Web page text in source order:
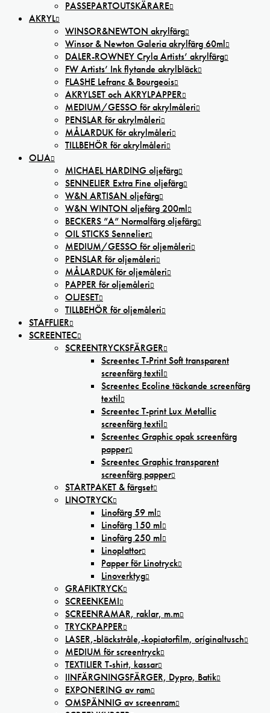
PASSEPARTOUTSKÄRARE
AKRYL
WINSOR&NEWTON akrylfärg
Winsor & Newton Galeria akrylfärg 60ml
DALER-ROWNEY Cryla Artists’ akrylfärg
FW Artists’ Ink flytande akrylbläck
FLASHE Lefranc & Bourgeois
AKRYLSET och AKRYLPAPPER
MEDIUM/GESSO för akrylmåleri
PENSLAR för akrylmåleri
MÅLARDUK för akrylmåleri
TILLBEHÖR för akrylmåleri
OLJA
MICHAEL HARDING oljefärg
SENNELIER Extra Fine oljefärg
W&N ARTISAN oljefärg
W&N WINTON oljefärg 200ml
BECKERS ”A” Normalfärg oljefärg
OIL STICKS Sennelier
MEDIUM/GESSO för oljemåleri
PENSLAR för oljemåleri
MÅLARDUK för oljemåleri
PAPPER för oljemåleri
OLJESET
TILLBEHÖR för oljemåleri
STAFFLIER
SCREENTEC
SCREENTRYCKSFÄRGER
Screentec T-Print Soft transparent
screenfärg textil
Screentec Ecoline täckande screenfärg
textil
Screentec T-print Lux Metallic
screenfärg textil
Screentec Graphic opak screenfärg
papper
Screentec Graphic transparent
screenfärg papper
STARTPAKET & färgset
LINOTRYCK
Linofärg 59 ml
Linofärg 150 ml
Linofärg 250 ml
Linoplattor
Papper för Linotryck
Linoverktyg
GRAFIKTRYCK
SCREENKEMI
SCREENRAMAR, raklar, m.m
TRYCKPAPPER
LASER,-bläckstråle,-kopiatorfilm, oríginaltusch
MEDIUM för screentryck
TEXTILIER T-shirt, kassar
IINFÄRGNINGSFÄRGER, Dypro, Batik
EXPONERING av ram
OMSPÄNNIG av screenram